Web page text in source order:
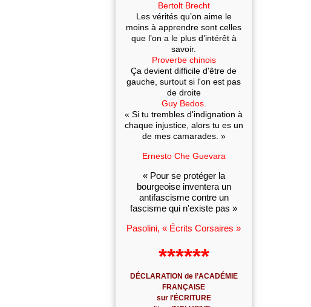
Bertolt Brecht
Les vérités qu’on aime le
moins à apprendre sont celles
que l’on a le plus d’intérêt à
savoir.
Proverbe chinois
Ça devient difficile d'être de
gauche, surtout si l'on est pas
de droite
Guy Bedos
« Si tu trembles d'indignation à
chaque injustice, alors tu es un
de mes camarades. »
Ernesto Che Guevara
« Pour se protéger la
bourgeoise inventera un
antifascisme contre un
fascisme qui n'existe pas »
Pasolini, « Écrits Corsaires »
******
DÉCLARATION de l’ACADÉMIE
FRANÇAISE
sur l'ÉCRITURE